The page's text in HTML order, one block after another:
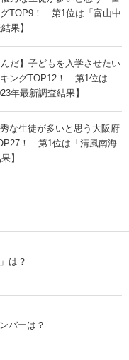
TOP9！ 第1位は「富山中
果】
だ】子どもを入学させたい
キングTOP12！ 第1位は
年最新調査結果】
な生徒が多いと思う大阪府
！ 第1位は「清風南海
】
は？
バーは？